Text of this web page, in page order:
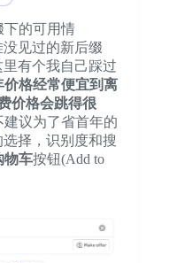
下的可用情
没见过的新后缀
里有个我自己踩过
价格经常便宜到离
价格会跳得很
建议为了省首年的
择，识别度和搜
物车按钮(Add to